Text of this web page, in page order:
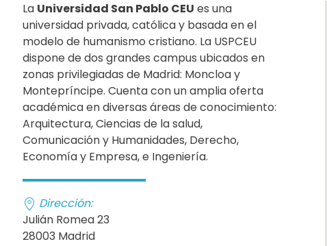
La Universidad San Pablo CEU es una
universidad privada, católica y basada en el
modelo de humanismo cristiano. La USPCEU
dispone de dos grandes campus ubicados en
zonas privilegiadas de Madrid: Moncloa y
Montepríncipe. Cuenta con un amplia oferta
académica en diversas áreas de conocimiento:
Arquitectura, Ciencias de la salud,
Comunicación y Humanidades, Derecho,
Economía y Empresa, e Ingeniería.
Dirección:
Julián Romea 23
28003 Madrid